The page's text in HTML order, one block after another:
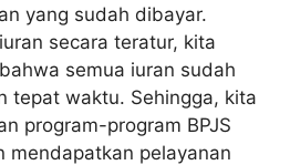
yang sudah dibayar.
secara teratur, kita
semua iuran sudah
tepat waktu. Sehingga, kita
program-program BPJS
mendapatkan pelayanan